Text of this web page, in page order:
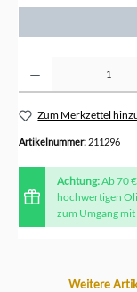
azure / blau
ofenrot / orange
Zum Merkzettel
Artikelnummer: 211296
Achtung:Ab 70
hochwertigen
zum Umgang
Produktgalerie
Weitere